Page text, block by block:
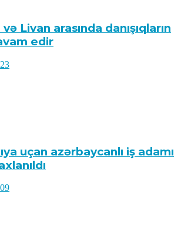
Livan arasında danışıqların
edir
uçan azərbaycanlı iş adamı